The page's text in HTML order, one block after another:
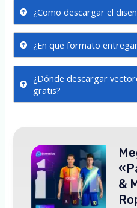
¿Como descargar el
¿En que formato
¿Dónde descargar
gratis?
&